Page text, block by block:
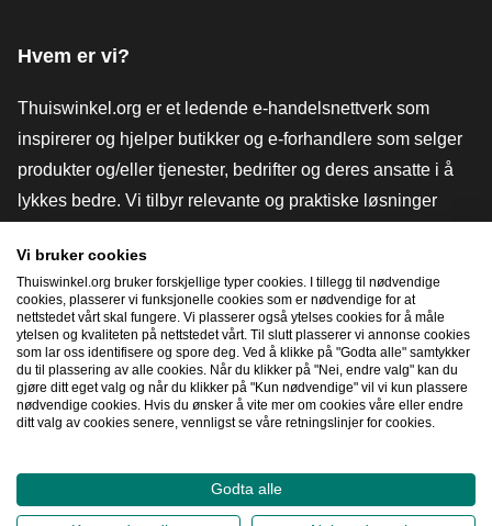
Hvem er vi?
Thuiswinkel.org er et ledende e-handelsnettverk som
inspirerer og hjelper butikker og e-forhandlere som selger
produkter og/eller tjenester, bedrifter og deres ansatte i å
lykkes bedre. Vi tilbyr relevante og praktiske løsninger
verktøy og råd, advokatvirksomhet, markedsundersøkelser,
og har vår egen utdanningsplattform, Thuiswinkel e-
Academy.
Naviger raskt
2026©Thuiswinkel.org
Vi bruker cookies
Thuiswinkel.org bruker forskjellige typer cookies. I tillegg til nødvendige
cookies, plasserer vi funksjonelle cookies som er nødvendige for at
nettstedet vårt skal fungere. Vi plasserer også ytelses cookies for å måle
ytelsen og kvaliteten på nettstedet vårt. Til slutt plasserer vi annonse cookies
som lar oss identifisere og spore deg. Ved å klikke på "Godta alle" samtykker
du til plassering av alle cookies. Når du klikker på "Nei, endre valg" kan du
gjøre ditt eget valg og når du klikker på "Kun nødvendige" vil vi kun plassere
nødvendige cookies. Hvis du ønsker å vite mer om cookies våre eller endre
ditt valg av cookies senere, vennligst se våre retningslinjer for cookies.
Godta alle